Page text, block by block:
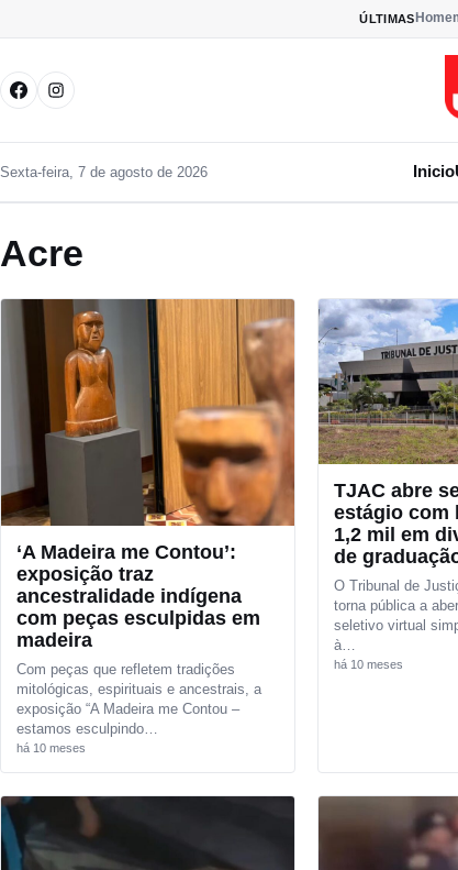
ÚLTIMAS
Sexta-feira, 7 de agosto de 2026 Inicio
Acre
‘A Madeira me Contou’:
exposição traz
ancestralidade indígena
com peças esculpidas em
madeira
Com peças que refletem tradições
mitológicas, espirituais e ancestrais, a
exposição “A Madeira me Contou –
estamos esculpindo…
há 10 meses
TJAC abre
estágio com
1,2 mil em
de
O Tribunal de
torna pública a
seletivo virtual
à…
há 10 meses